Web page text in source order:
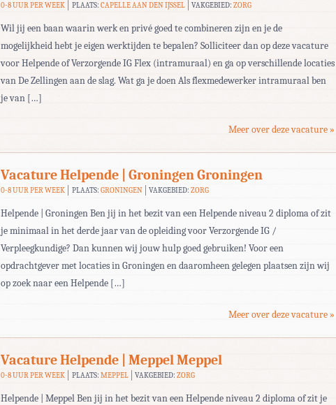
0-8 UUR PER WEEK PLAATS: CAPELLE AAN DEN IJSSEL VAKGEBIED:ZORG
Wil jij een baan waarin werk en privé goed te combineren zijn en je de
mogelijkheid hebt je eigen werktijden te bepalen? Solliciteer dan op deze vacature
voor Helpende of Verzorgende IG Flex (intramuraal) en ga op verschillende locaties
van De Zellingen aan de slag. Wat ga je doen Als flexmedewerker intramuraal ben
je van […]
Meer over deze vacature »
Vacature Helpende | Groningen Groningen
0-8 UUR PER WEEK PLAATS: GRONINGEN VAKGEBIED:ZORG
Helpende | Groningen Ben jij in het bezit van een Helpende niveau 2 diploma of zit
je minimaal in het derde jaar van de opleiding voor Verzorgende IG /
Verpleegkundige? Dan kunnen wij jouw hulp goed gebruiken! Voor een
opdrachtgever met locaties in Groningen en daaromheen gelegen plaatsen zijn wij
op zoek naar een Helpende […]
Meer over deze vacature »
Vacature Helpende | Meppel Meppel
0-8 UUR PER WEEK PLAATS: MEPPEL VAKGEBIED:ZORG
Helpende | Meppel Ben jij in het bezit van een Helpende niveau 2 diploma of zit je